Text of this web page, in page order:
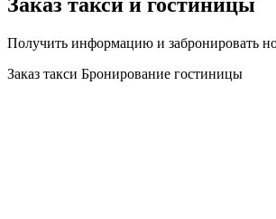
Получить информацию и забронировать
Заказ такси Бронирование гостиницы